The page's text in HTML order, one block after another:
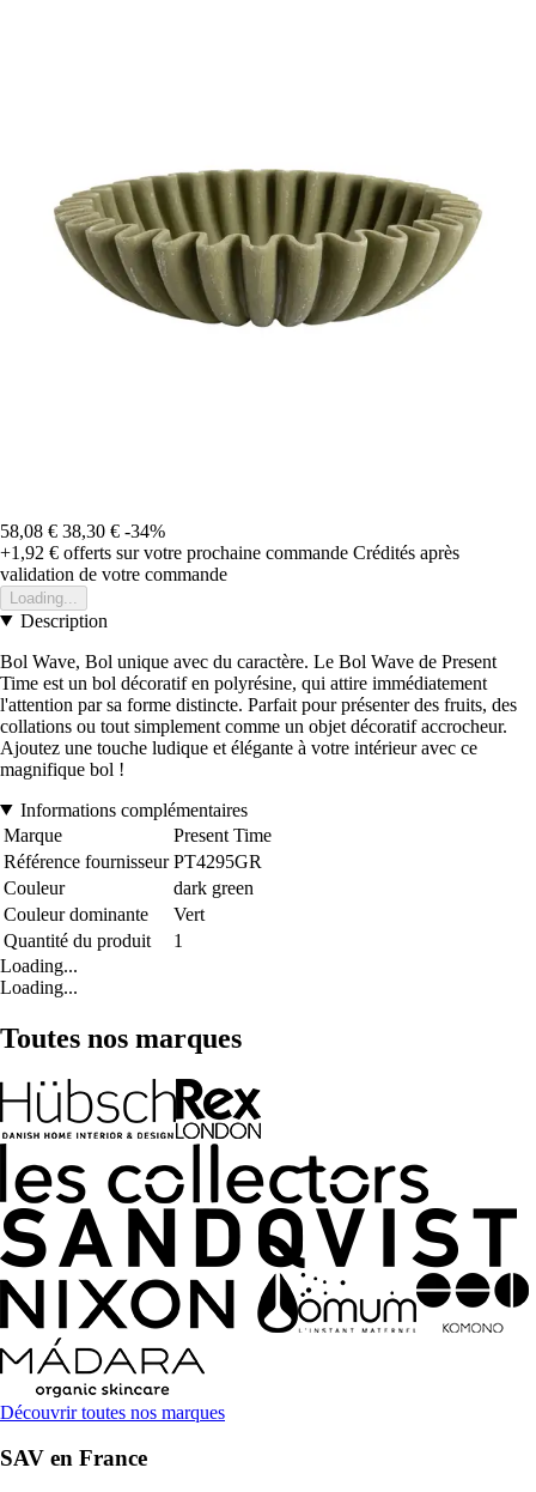
58,08 € 38,30 € -34%
+1,92 € offerts sur votre prochaine commande Crédités après
validation de votre commande
Loading...
Description
Bol Wave, Bol unique avec du caractère. Le Bol Wave de Present
Time est un bol décoratif en polyrésine, qui attire immédiatement
l'attention par sa forme distincte. Parfait pour présenter des fruits, des
collations ou tout simplement comme un objet décoratif accrocheur.
Ajoutez une touche ludique et élégante à votre intérieur avec ce
magnifique bol !
Informations complémentaires
Marque
Present Time
Référence fournisseur PT4295GR
Couleur
dark green
Couleur dominante
Vert
Quantité du produit
1
Loading...
Loading...
Toutes nos marques
Découvrir toutes nos marques
SAV en France